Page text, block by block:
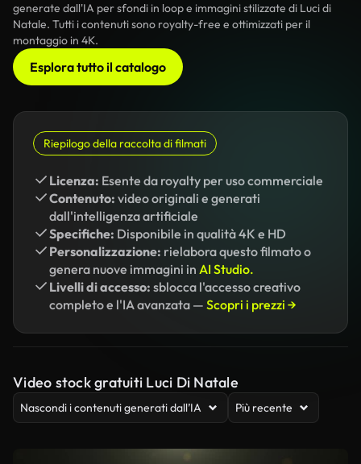
generate dall'IA per sfondi in loop e immagini stilizzate di Luci di
Natale. Tutti i contenuti sono royalty-free e ottimizzati per il
montaggio in 4K.
Esplora tutto il catalogo
Riepilogo della raccolta di filmati
Licenza: Esente da royalty per uso commerciale
Contenuto: video originali e generati
dall'intelligenza artificiale
Specifiche: Disponibile in qualità 4K e HD
Personalizzazione: rielabora questo filmato o
genera nuove immagini in AI Studio.
Livelli di accesso: sblocca l'accesso creativo
completo e l'IA avanzata — Scopri i prezzi →
Video stock gratuiti Luci Di Natale
Nascondi i contenuti generati dall’IA Più recente